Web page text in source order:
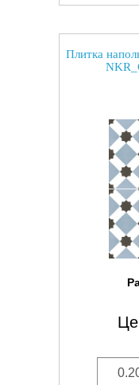
Плитка